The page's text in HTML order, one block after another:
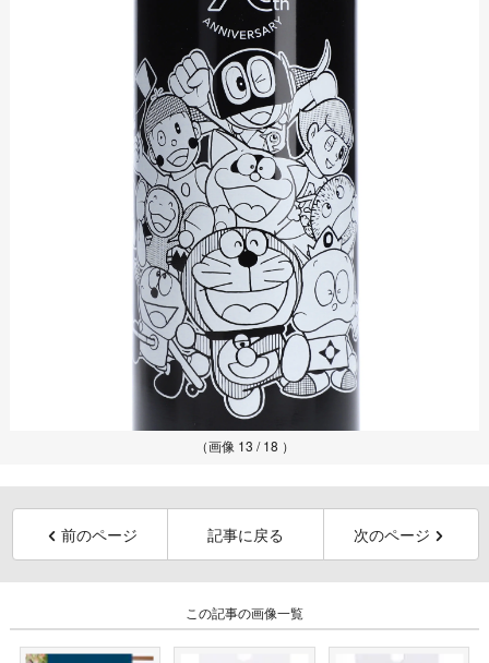
（画像 13 / 18 ）
前のページ 記事に戻る 次のページ
この記事の画像一覧